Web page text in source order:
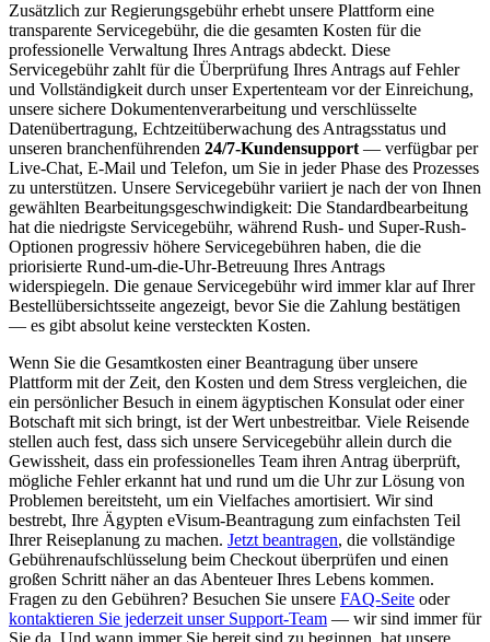
Zusätzlich zur Regierungsgebühr erhebt unsere Plattform eine
transparente Servicegebühr, die die gesamten Kosten für die
professionelle Verwaltung Ihres Antrags abdeckt. Diese
Servicegebühr zahlt für die Überprüfung Ihres Antrags auf Fehler
und Vollständigkeit durch unser Expertenteam vor der Einreichung,
unsere sichere Dokumentenverarbeitung und verschlüsselte
Datenübertragung, Echtzeitüberwachung des Antragsstatus und
unseren branchenführenden 24/7-Kundensupport — verfügbar per
Live-Chat, E-Mail und Telefon, um Sie in jeder Phase des Prozesses
zu unterstützen. Unsere Servicegebühr variiert je nach der von Ihnen
gewählten Bearbeitungsgeschwindigkeit: Die Standardbearbeitung
hat die niedrigste Servicegebühr, während Rush- und Super-Rush-
Optionen progressiv höhere Servicegebühren haben, die die
priorisierte Rund-um-die-Uhr-Betreuung Ihres Antrags
widerspiegeln. Die genaue Servicegebühr wird immer klar auf Ihrer
Bestellübersichtsseite angezeigt, bevor Sie die Zahlung bestätigen
— es gibt absolut keine versteckten Kosten.
Wenn Sie die Gesamtkosten einer Beantragung über unsere
Plattform mit der Zeit, den Kosten und dem Stress vergleichen, die
ein persönlicher Besuch in einem ägyptischen Konsulat oder einer
Botschaft mit sich bringt, ist der Wert unbestreitbar. Viele Reisende
stellen auch fest, dass sich unsere Servicegebühr allein durch die
Gewissheit, dass ein professionelles Team ihren Antrag überprüft,
mögliche Fehler erkannt hat und rund um die Uhr zur Lösung von
Problemen bereitsteht, um ein Vielfaches amortisiert. Wir sind
bestrebt, Ihre Ägypten eVisum-Beantragung zum einfachsten Teil
Ihrer Reiseplanung zu machen. Jetzt beantragen, die vollständige
Gebührenaufschlüsselung beim Checkout überprüfen und einen
großen Schritt näher an das Abenteuer Ihres Lebens kommen.
Fragen zu den Gebühren? Besuchen Sie unsere FAQ-Seite oder
kontaktieren Sie jederzeit unser Support-Team — wir sind immer für